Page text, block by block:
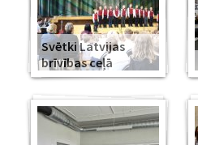
Svētki Latvijas
brīvības ceļā